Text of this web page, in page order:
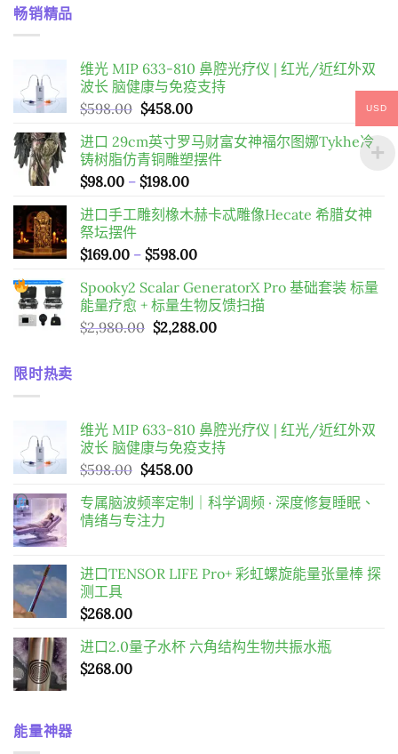
畅销精品
维光 MIP 633-810 鼻腔光疗仪 | 红光/近红外双
波长 脑健康与免疫支持
$598.00 原
價
格：
$598.00。
$458.00目
價
格：
进口 29cm英寸罗马财富女神福尔图娜Tykhe冷
铸树脂仿青铜雕塑摆件
$98.00 – $198.00價
範
$98.00
$198.00
进口手工雕刻橡木赫卡忒雕像Hecate 希腊女神
祭坛摆件
$169.00 – $598.00價
範
圍：
$169.00
Spooky2 Scalar GeneratorX Pro 基础套装 标量
能量疗愈 + 标量生物反馈扫描
$2,980.00 原
$2,288.00目
限时热卖
维光 MIP 633-810 鼻腔光疗仪 | 红光/近红外双
波长 脑健康与免疫支持
$598.00 原
價
格：
$458.00目
價
专属脑波频率定制｜科学调频 · 深度修复睡眠、
情绪与专注力
进口TENSOR LIFE Pro+ 彩虹螺旋能量张量棒 探
测工具
$268.00
进口2.0量子水杯 六角结构生物共振水瓶
$268.00
能量神器
USD